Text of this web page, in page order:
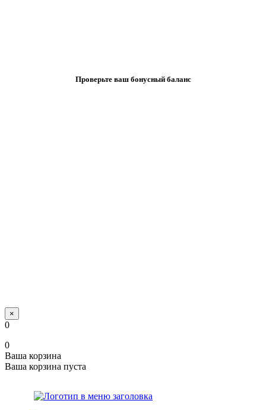
Проверьте ваш бонусный баланс
×
0
0
Ваша корзина
Ваша корзина пуста